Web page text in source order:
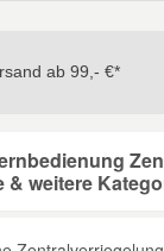
ab 99,- €*
& weitere